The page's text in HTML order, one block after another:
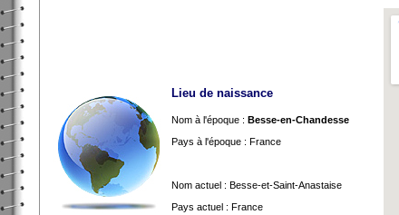
Lieu de naissance
Nom à l'époque : Besse-en-Chandesse
Pays à l'époque : France
Nom actuel : Besse-et-Saint-Anastaise
Pays actuel : France